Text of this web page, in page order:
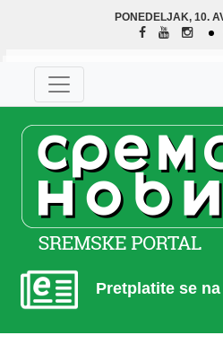
PONEDELJAK, 10.
Pretplatite se